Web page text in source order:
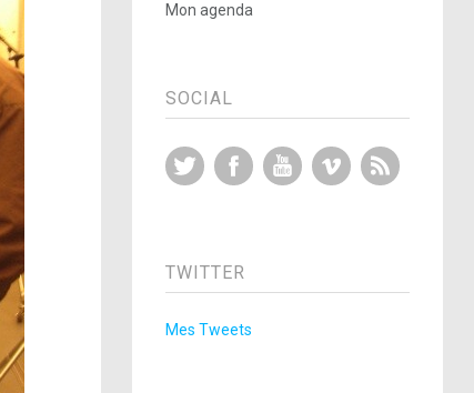
Mon agenda
SOCIAL
Twitter FacebookYouTubeVimeo
TWITTER
Mes Tweets